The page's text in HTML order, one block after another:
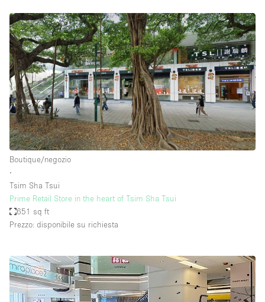
Boutique/negozio
∙
Tsim Sha Tsui
Prime Retail Store in the heart of Tsim Sha Tsui
651 sq ft
Prezzo: disponibile su richiesta